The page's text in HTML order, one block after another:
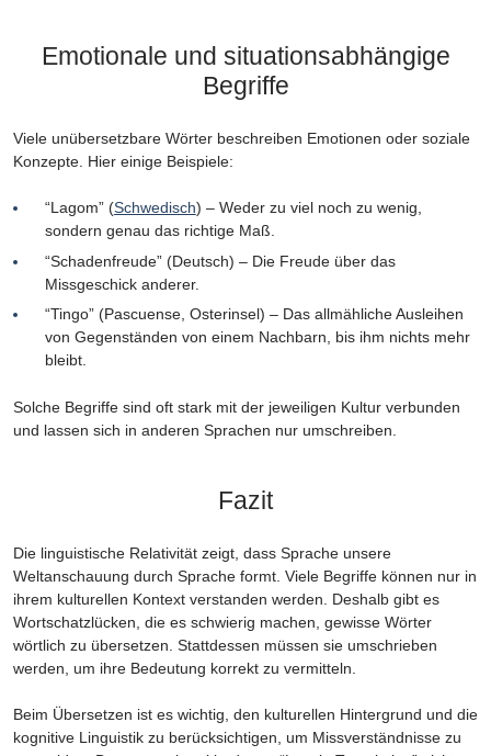
Emotionale und situationsabhängige
Begriffe
Viele unübersetzbare Wörter beschreiben Emotionen oder soziale
Konzepte. Hier einige Beispiele:
“Lagom” (Schwedisch) – Weder zu viel noch zu wenig,
sondern genau das richtige Maß.
“Schadenfreude” (Deutsch) – Die Freude über das
Missgeschick anderer.
“Tingo” (Pascuense, Osterinsel) – Das allmähliche Ausleihen
von Gegenständen von einem Nachbarn, bis ihm nichts mehr
bleibt.
Solche Begriffe sind oft stark mit der jeweiligen Kultur verbunden
und lassen sich in anderen Sprachen nur umschreiben.
Fazit
Die linguistische Relativität zeigt, dass Sprache unsere
Weltanschauung durch Sprache formt. Viele Begriffe können nur in
ihrem kulturellen Kontext verstanden werden. Deshalb gibt es
Wortschatzlücken, die es schwierig machen, gewisse Wörter
wörtlich zu übersetzen. Stattdessen müssen sie umschrieben
werden, um ihre Bedeutung korrekt zu vermitteln.
Beim Übersetzen ist es wichtig, den kulturellen Hintergrund und die
kognitive Linguistik zu berücksichtigen, um Missverständnisse zu